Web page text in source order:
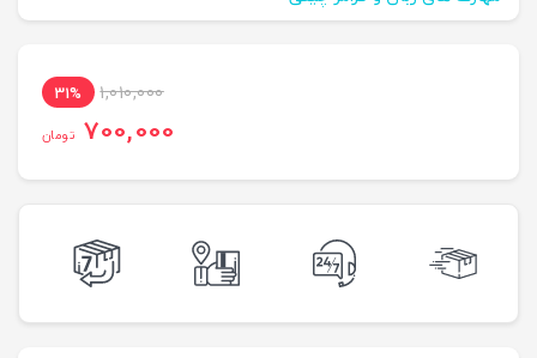
1,010,000
31%
700,000 تومان